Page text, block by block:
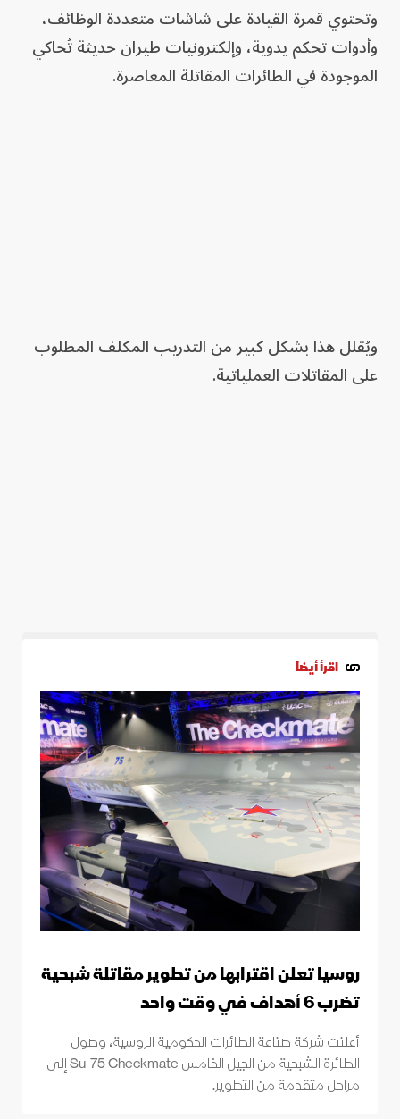
وتحتوي قمرة القيادة على شاشات متعددة الوظائف،
وأدوات تحكم يدوية، وإلكترونيات طيران حديثة تُحاكي
الموجودة في الطائرات المقاتلة المعاصرة.
ويُقلل هذا بشكل كبير من التدريب المكلف المطلوب
على المقاتلات العملياتية.
اقرأ أيضاً
روسيا تعلن اقترابها من تطوير مقاتلة شبحية
تضرب 6 أهداف في وقت واحد
أعلنت شركة صناعة الطائرات الحكومية الروسية، وصول
الطائرة الشبحية من الجيل الخامس Su-75 Checkmate إلى
مراحل متقدمة من التطوير.